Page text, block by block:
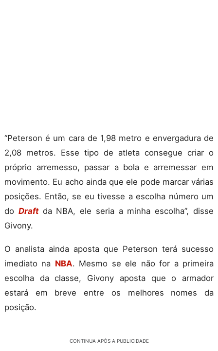
“Peterson é um cara de 1,98 metro e envergadura de
2,08 metros. Esse tipo de atleta consegue criar o
próprio arremesso, passar a bola e arremessar em
movimento. Eu acho ainda que ele pode marcar várias
posições. Então, se eu tivesse a escolha número um
do Draft da NBA, ele seria a minha escolha”, disse
Givony.
O analista ainda aposta que Peterson terá sucesso
imediato na NBA. Mesmo se ele não for a primeira
escolha da classe, Givony aposta que o armador
estará em breve entre os melhores nomes da
posição.
CONTINUA APÓS A PUBLICIDADE